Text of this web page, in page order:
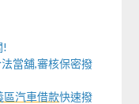
!
當舖,審核保密撥
區汽車借款快速撥